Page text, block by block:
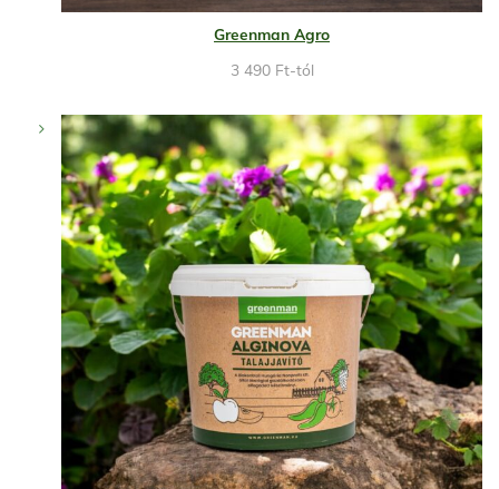
Greenman Agro
3 490 Ft-tól